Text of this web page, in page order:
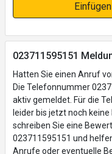
Einfügen
023711595151
Hatten Sie einen Anruf
Die Telefonnummer
aktiv gemeldet. Für die
leider bis jetzt noch
schreiben Sie eine
023711595151 und
Anrufe oder eventuelle